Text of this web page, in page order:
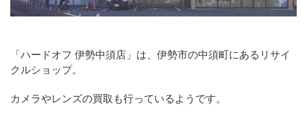
「ハードオフ 伊勢中須店」は、伊勢市の中須町にあるリサイ
クルショップ。
カメラやレンズの買取も行っているようです。